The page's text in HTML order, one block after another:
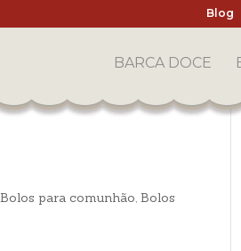
Blog
BARCA DOCE
Bolos para comunhão, Bolos